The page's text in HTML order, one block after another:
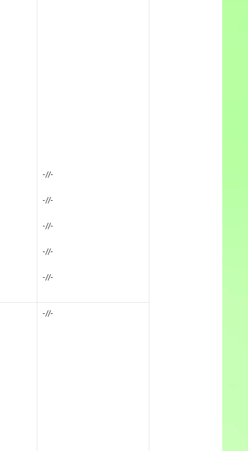
-//-
-//-
-//-
-//-
-//-
-//-